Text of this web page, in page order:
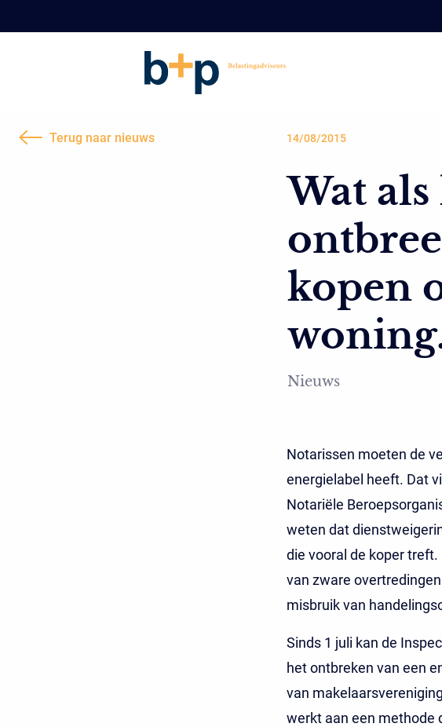
Terug naar nieuws 14/08/2015
Wat
kopen
Nieuws
Notarissen moeten de
energielabel heeft. Dat
Notariële
weten dat
die vooral de koper
van zware
misbruik van
Sinds 1 juli kan de
het ontbreken van een
van
werkt aan een methode